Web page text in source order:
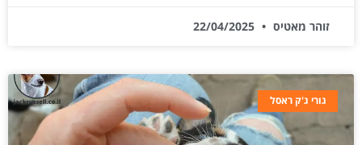
זוהר מאטיס
גורי ג'ק ראסל